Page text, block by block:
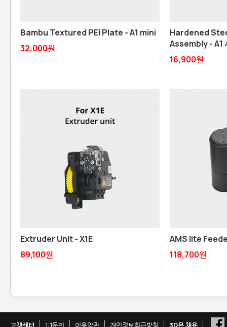
Bambu Textured PEI Plate - A1 mini
32,000원
Hardened
Assembly - A1
16,900원
Extruder Unit - X1E
89,100원
AMS lite
118,700원
고객센터 1:1문의 이용약관 개인정보취급방침 3D몬 채용